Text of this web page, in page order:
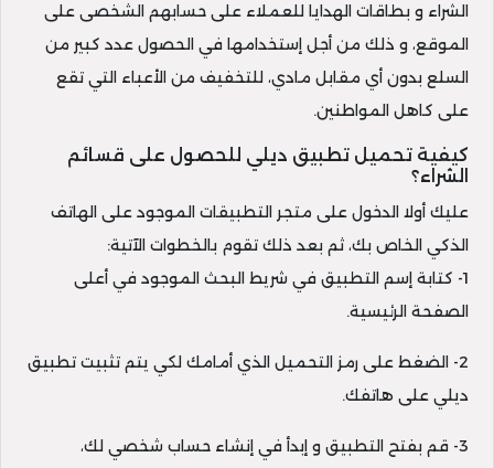
الشراء و بطاقات الهدايا للعملاء على حسابهم الشخصى على
الموقع، و ذلك من أجل إستخدامها في الحصول عدد كبير من
السلع بدون أي مقابل مادي، للتخفيف من الأعباء التي تقع
على كاهل المواطنين.
كيفية تحميل تطبيق ديلي للحصول على قسائم
الشراء؟
عليك أولا الدخول على متجر التطبيقات الموجود على الهاتف
الذكي الخاص بك، ثم بعد ذلك تقوم بالخطوات الآتية:
1- كتابة إسم التطبيق في شريط البحث الموجود في أعلى
الصفحة الرئيسية.
2- الضغط على رمز التحميل الذي أمامك لكي يتم تثبيت تطبيق
ديلي على هاتفك.
3- قم بفتح التطبيق و إبدأ في إنشاء حساب شخصي لك،